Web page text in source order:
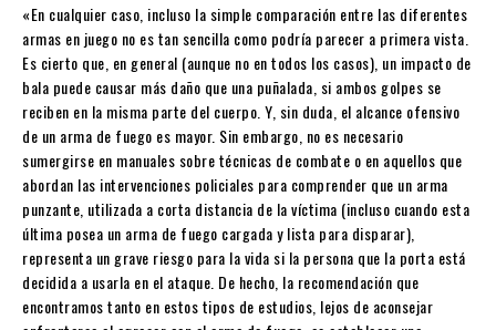
«En cualquier caso, incluso la simple comparación entre las diferentes
armas en juego no es tan sencilla como podría parecer a primera vista.
Es cierto que, en general (aunque no en todos los casos), un impacto de
bala puede causar más daño que una puñalada, si ambos golpes se
reciben en la misma parte del cuerpo. Y, sin duda, el alcance ofensivo
de un arma de fuego es mayor. Sin embargo, no es necesario
sumergirse en manuales sobre técnicas de combate o en aquellos que
abordan las intervenciones policiales para comprender que un arma
punzante, utilizada a corta distancia de la víctima (incluso cuando esta
última posea un arma de fuego cargada y lista para disparar),
representa un grave riesgo para la vida si la persona que la porta está
decidida a usarla en el ataque. De hecho, la recomendación que
encontramos tanto en estos tipos de estudios, lejos de aconsejar